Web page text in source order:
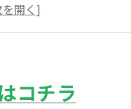
した通信講座活用法
を知るメリット
の選び方入門
コチラ